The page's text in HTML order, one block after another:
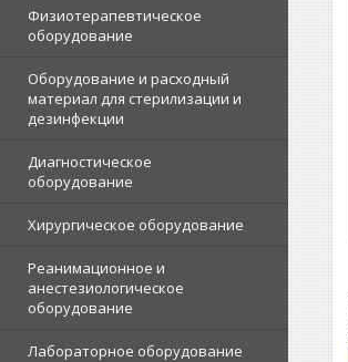
Физиотерапевтическое
оборудование
Оборудование и расходный
материал для стерилизации и
дезинфекции
Диагностическое
оборудование
Хирургическое оборудование
Реанимационное и
анестезиологическое
оборудование
Лабораторное оборудование